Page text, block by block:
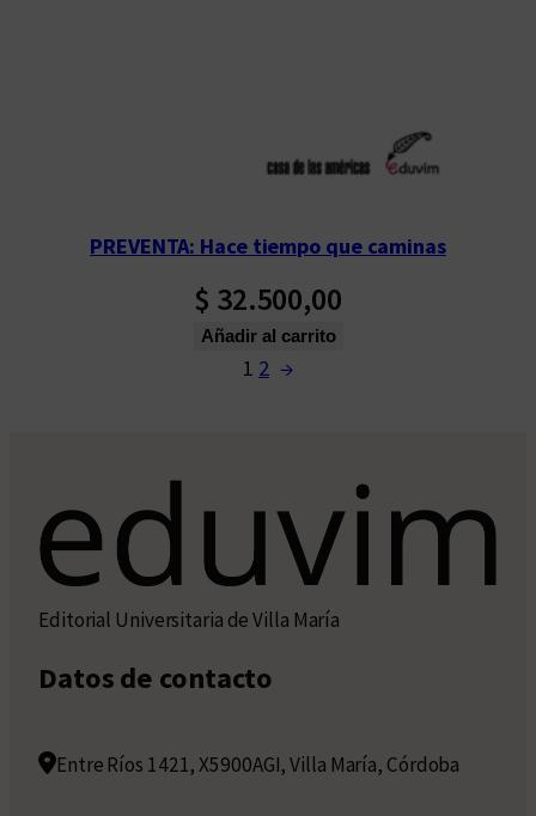
PREVENTA: Hace tiempo que caminas
$ 32.500,00
Añadir al carrito
1 2 →
Editorial Universitaria de Villa María
Datos de contacto
Entre Ríos 1421, X5900AGI, Villa María, Córdoba